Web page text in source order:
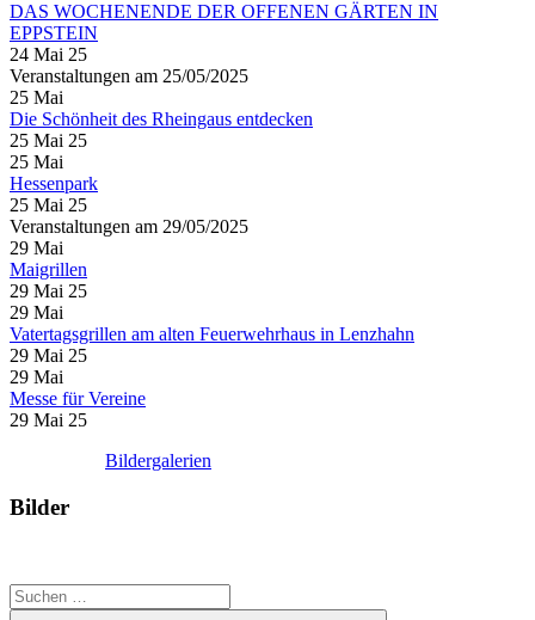
DAS WOCHENENDE DER OFFENEN GÄRTEN IN
EPPSTEIN
24 Mai 25
Veranstaltungen am 25/05/2025
25 Mai
Die Schönheit des Rheingaus entdecken
25 Mai 25
25 Mai
Hessenpark
25 Mai 25
Veranstaltungen am 29/05/2025
29 Mai
Maigrillen
29 Mai 25
29 Mai
Vatertagsgrillen am alten Feuerwehrhaus in Lenzhahn
29 Mai 25
29 Mai
Messe für Vereine
29 Mai 25
Bildergalerien
Bilder
Suchen
nach: